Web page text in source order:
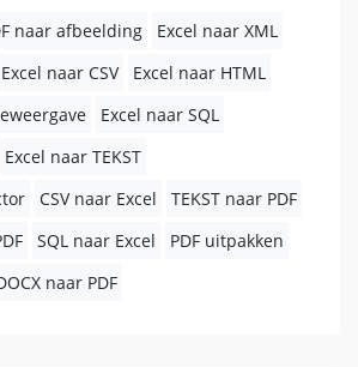
naar afbeelding
Excel naar XML
Excel naar CSV
Excel naar HTML
Excel naar SQL
Excel naar TEKST
CSV naar Excel
TEKST naar PDF
SQL naar Excel
PDF uitpakken
naar PDF